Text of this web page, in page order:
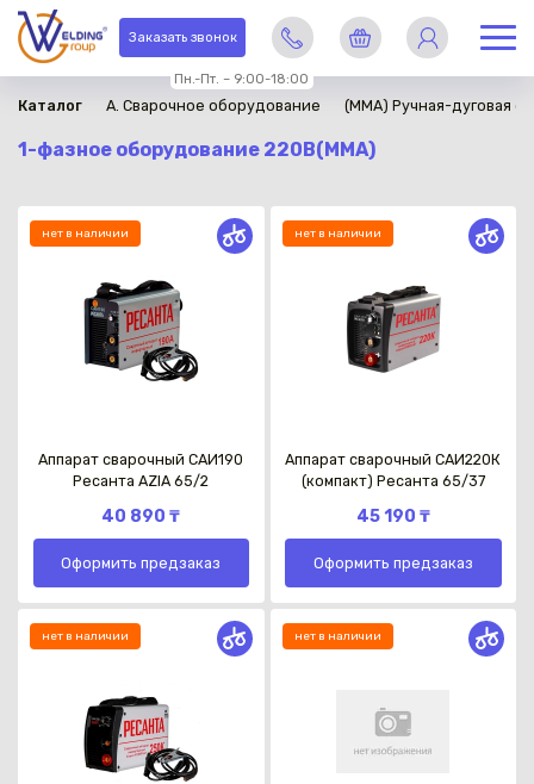
Заказать звонок
Пн.-Пт. – 9:00-18:00
Каталог A. Сварочное оборудование (ММА) Ручная-дуговая
1-фазное оборудование 220В(MMA)
нет в наличии
Аппарат сварочный САИ190
Ресанта AZIA 65/2
40 890 ₸
Оформить предзаказ
нет в наличии
Аппарат сварочный САИ220К
(компакт) Ресанта 65/37
45 190 ₸
Оформить предзаказ
нет в наличии нет в наличии